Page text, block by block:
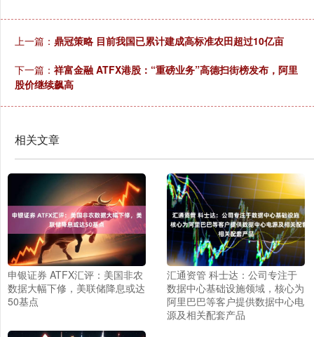
上一篇： 鼎冠策略 目前我国已累计建成高标准农田超过10亿亩
下一篇： 祥富金融 ATFX港股：“重磅业务”高德扫街榜发布，阿里
股价继续飙高
相关文章
申银证券 ATFX汇评：美国非农
数据大幅下修，美联储降息或达
50基点
汇通资管 科士达：公司专注于
数据中心基础设施领域，核心为
阿里巴巴等客户提供数据中心电
源及相关配套产品